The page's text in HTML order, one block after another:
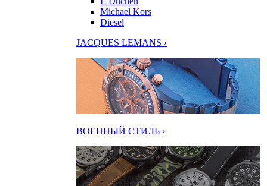
Michael Kors
Diesel
JACQUES LEMANS ›
ВОЕННЫЙ СТИЛЬ ›